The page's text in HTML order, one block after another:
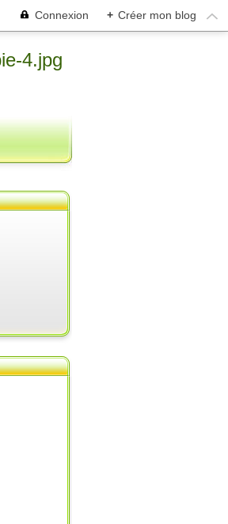
Connexion + Créer mon blog